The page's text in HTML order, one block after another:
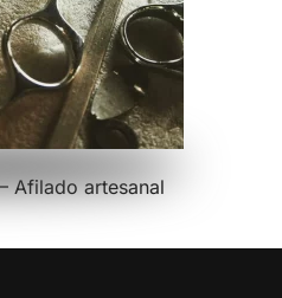
Afilado artesanal